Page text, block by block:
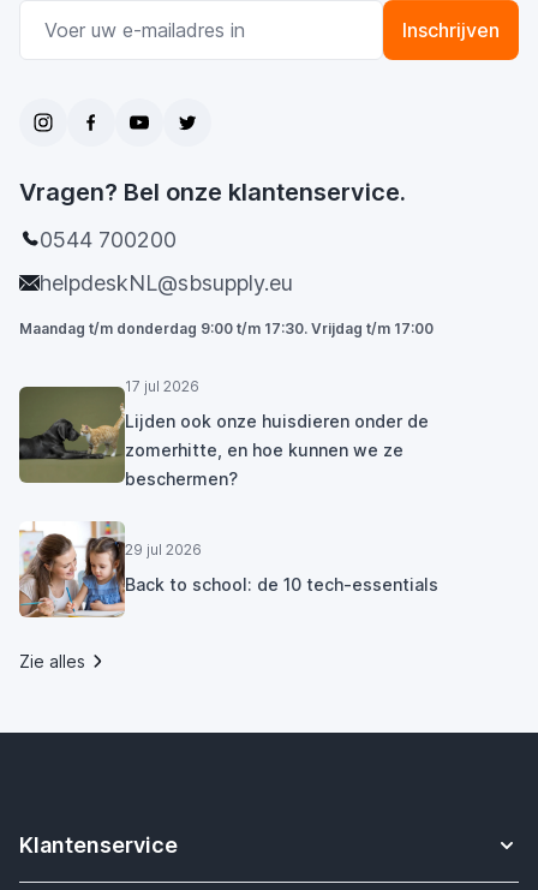
Inschrijven
Vragen? Bel onze klantenservice.
0544 700200
helpdeskNL@sbsupply.eu
Maandag t/m donderdag 9:00 t/m 17:30. Vrijdag t/m 17:00
17 jul 2026
Lijden ook onze huisdieren onder de
zomerhitte, en hoe kunnen we ze
beschermen?
29 jul 2026
Back to school: de 10 tech-essentials
Zie alles
Klantenservice